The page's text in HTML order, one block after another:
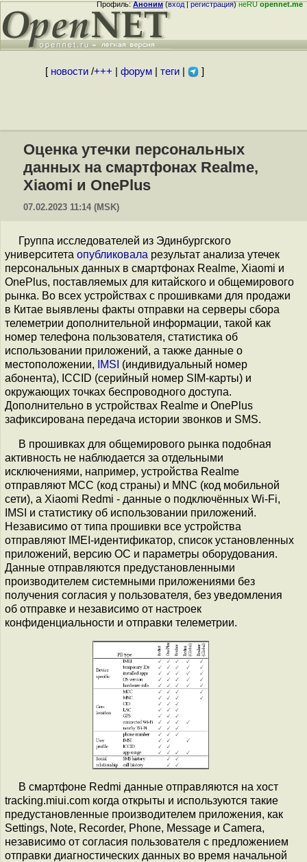
Профиль:Аноним(вход|регистрация)неRUopennet.me
[ новости/+++ форум| теги| ]
Оценка утечки персональных
данных на смартфонах Realme,
Xiaomi и OnePlus
07.02.2023 11:14 (MSK)
Группа исследователей из Эдинбургского
университета опубликовала результат анализа утечек
персональных данных в смартфонах Realme, Xiaomi и
OnePlus, поставляемых для китайского и общемирового
рынка. Во всех устройствах с прошивками для продажи
в Китае выявлены факты отправки на серверы сбора
телеметрии дополнительной информации, такой как
номер телефона пользователя, статистика об
использовании приложений, а также данные о
местоположении,
IMSI (индивидуальный номер
абонента), ICCID (серийный номер SIM-карты) и
окружающих точках беспроводного доступа.
Дополнительно в устройствах Realme и OnePlus
зафиксирована передача истории звонков и SMS.
В прошивках для общемирового рынка подобная
активность не наблюдается за отдельными
исключениями, например, устройства Realme
отправляют MCC (код страны) и MNC (код мобильной
сети), а Xiaomi Redmi - данные о подключённых Wi-Fi,
IMSI и статистику об использовании приложений.
Независимо от типа прошивки все устройства
отправляют IMEI-идентификатор, список установленных
приложений, версию ОС и параметры оборудования.
Данные отправляются предустановленными
производителем системными приложениями без
получения согласия у пользователя, без уведомления
об отправке и независимо от настроек
конфиденциальности и отправки телеметрии.
В смартфоне Redmi данные отправляются на хост
tracking.miui.com когда открыты и используются такие
предустановленные производителем приложения, как
Settings, Note, Recorder, Phone, Message и Camera,
независимо от согласия пользователя с предложением
отправки диагностических данных во время начальной